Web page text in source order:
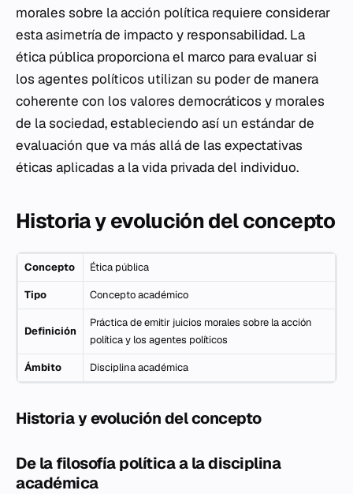
morales sobre la acción política requiere considerar
esta asimetría de impacto y responsabilidad. La
ética pública proporciona el marco para evaluar si
los agentes políticos utilizan su poder de manera
coherente con los valores democráticos y morales
de la sociedad, estableciendo así un estándar de
evaluación que va más allá de las expectativas
éticas aplicadas a la vida privada del individuo.
Historia y evolución del concepto
Concepto Ética pública
Tipo Concepto académico
Definición
Práctica de emitir juicios morales sobre la acción
política y los agentes políticos
Ámbito Disciplina académica
Historia y evolución del concepto
De la filosofía política a la disciplina
académica